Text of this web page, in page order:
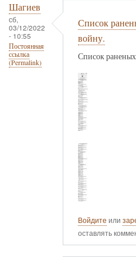
Шагиев
сб,
03/12/2022
- 10:55
Постоянная
ссылка
(Permalink)
Список
войну.
Список
Войдите или
оставлять